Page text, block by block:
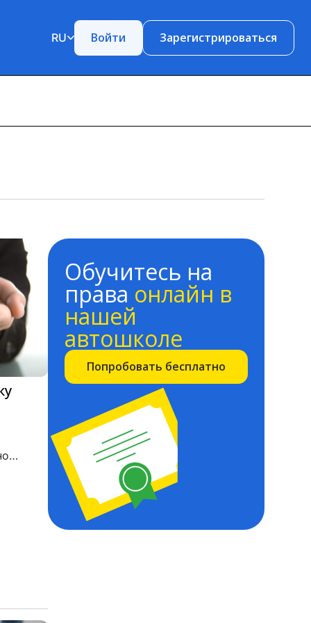
RU Войти Зарегистрироваться
Обучитесь на
права онлайн в
нашей
автошколе
Попробовать бесплатно